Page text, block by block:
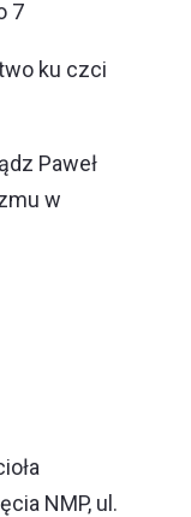
7
ku czci
Paweł
w
NMP, ul.